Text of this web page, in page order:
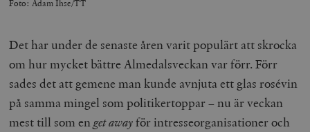
Foto: Adam Ihse/TT
Det har under de senaste åren varit populärt att skrocka
om hur mycket bättre Almedalsveckan var förr. Förr
sades det att gemene man kunde avnjuta ett glas rosévin
på samma mingel som politikertoppar – nu är veckan
mest till som en get awayför intresseorganisationer och